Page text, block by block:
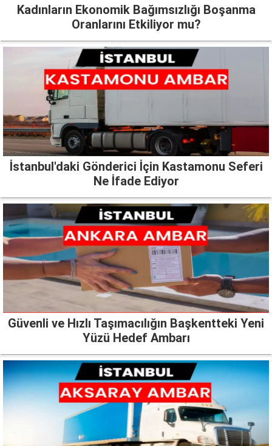
Kadınların Ekonomik Bağımsızlığı Boşanma
Oranlarını Etkiliyor mu?
İstanbul'daki Gönderici İçin Kastamonu Seferi
Ne İfade Ediyor
Güvenli ve Hızlı Taşımacılığın Başkentteki Yeni
Yüzü Hedef Ambarı